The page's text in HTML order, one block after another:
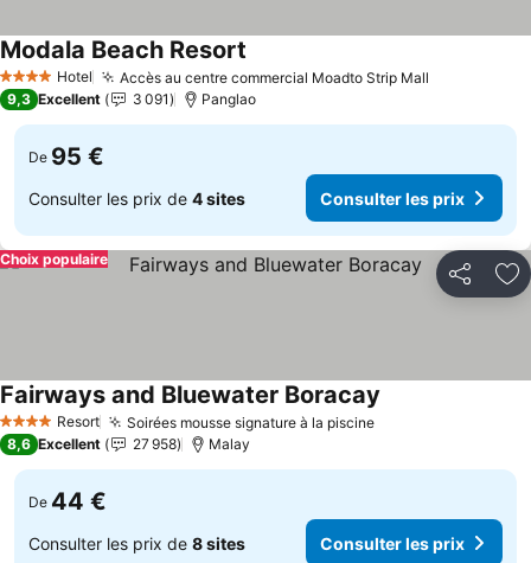
4 Étoiles Hotel Accès au centre commercial Moadto Strip Mall
Modala Beach Resort
9,3 Excellent 3 091 Panglao
De 95 €
Consulter les prix de 4 sites Consulter les prix
Partager
Choix populaire
4 Étoiles Resort Soirées mousse signature à la piscineConsulter les prix
Fairways and Bluewater Boracay
8,6 Excellent 27 958 Malay
De 44 €
Consulter les prix de 8 sites Consulter les prix